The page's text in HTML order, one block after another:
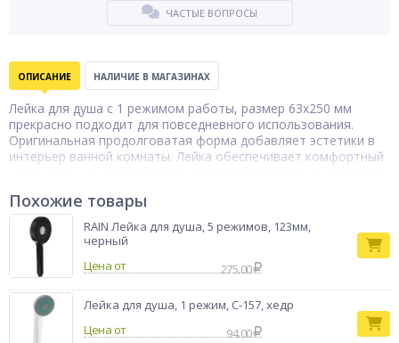
ЧАСТЫЕ ВОПРОСЫ
ОПИСАНИЕ НАЛИЧИЕ В МАГАЗИНАХ
Лейка для душа с 1 режимом работы, размер 63х250 мм
прекрасно подходит для повседневного использования.
Оригинальная продолговатая форма добавляет эстетики в
интерьер ванной комнаты. Лейка обеспечивает комфортный
хром не подвержено царапинам и сколам. Форсунки не
забиваются и легко очищаются. Монтаж не требует
использования специальных инструментов.
Похожие товары
RAIN Лейка для душа, 5 режимов, 123мм,
черный
Цена от
275.00
Лейка для душа, 1 режим, C-157, хедр
Цена от
94.00